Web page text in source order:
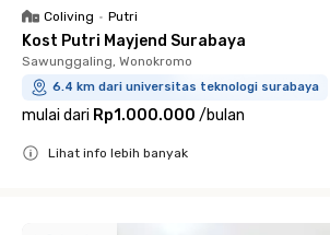
Coliving • Putri
Kost Putri Mayjend Surabaya
Sawunggaling, Wonokromo
6.4 km dari universitas teknologi surabaya
mulai dari Rp1.000.000 /bulan
Lihat info lebih banyak